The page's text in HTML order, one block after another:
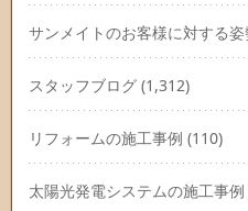
サンメイトのお客様に対する
スタッフブログ (1,312)
リフォームの施工事例 (110)
太陽光発電システムの施工事例